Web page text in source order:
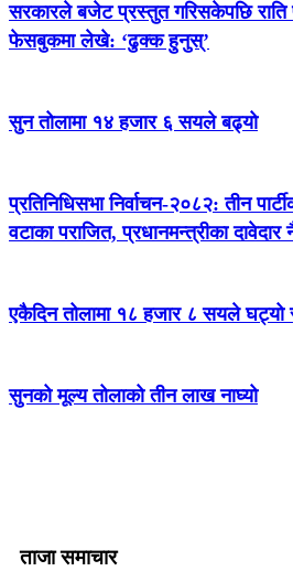
सरकारले बजेट प्रस्तुत गरिसकेपछि राति
फेसबुकमा लेखे: ‘ढुक्क हुनुस्’
सुन तोलामा १४ हजार ६ सयले बढ्यो
प्रतिनिधिसभा निर्वाचन-२०८२: तीन
वटाका पराजित, प्रधानमन्त्रीका दावेदार
एकैदिन तोलामा १८ हजार ८ सयले
सुनको मूल्य तोलाको तीन लाख नाघ्यो
ताजा समाचार